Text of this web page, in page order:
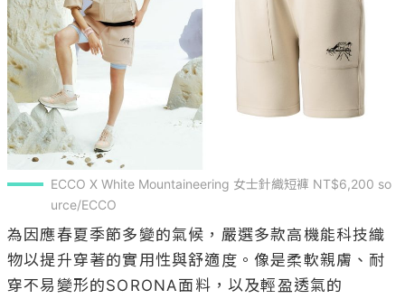
ECCO X White Mountaineering 女士針織短褲 NT$6,200 so
urce/ECCO
為因應春夏季節多變的氣候，嚴選多款高機能科技織
物以提升穿著的實用性與舒適度。像是柔軟親膚、耐
穿不易變形的SORONA面料，以及輕盈透氣的